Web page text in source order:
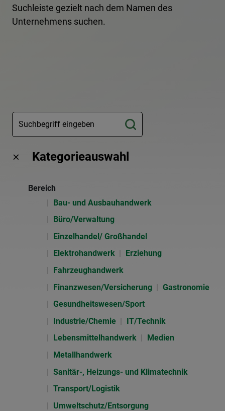
Suchleiste gezielt nach dem Namen des
Unternehmens suchen.
Kategorieauswahl
Bereich
Bau- und Ausbauhandwerk
Büro/Verwaltung
Einzelhandel/ Großhandel
Elektrohandwerk
Erziehung
Fahrzeughandwerk
Finanzwesen/Versicherung
Gastronomie
Gesundheitswesen/Sport
Industrie/Chemie
IT/Technik
Lebensmittelhandwerk
Medien
Metallhandwerk
Sanitär-, Heizungs- und Klimatechnik
Transport/Logistik
Umweltschutz/Entsorgung